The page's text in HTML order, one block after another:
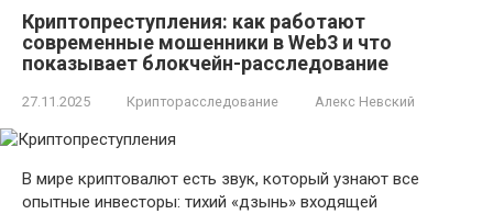
Криптопреступления: как работают
современные мошенники в Web3 и что
показывает блокчейн-расследование
27.11.2025 Крипторасследование Алекс Невский
В мире криптовалют есть звук, который узнают все
опытные инвесторы: тихий «дзынь» входящей